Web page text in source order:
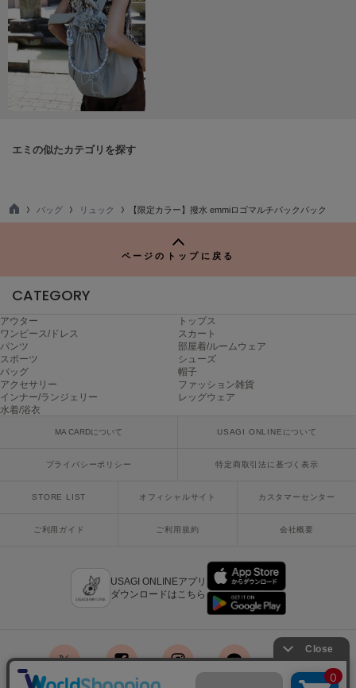
On
オニツカ タイガー
オルグ
Philly chocolate
poláura
ポローラ
PUMA
プーマ
Reebok
SALOMON
SHAKA
シャカ
エミの似たカテゴリを探す
TO
バッグ リュック 【限定カラー】撥水 emmiロゴマルチバックパック
ページのトップに戻る
CATEGORY
アウター
トップス
ワンピース/ドレス
スカート
パンツ
部屋着/ルームウェア
スポーツ
シューズ
バッグ
帽子
アクセサリー
ファッション雑貨
インナー/ランジェリー
レッグウェア
水着/浴衣
MA CARDについて USAGI ONLINEについて
プライバシーポリシー 特定商取引法に基づく表示
STORE LIST オフィシャルサイト カスタマーセンター
ご利用ガイド ご利用規約 会社概要
USAGI ONLINEアプリ
ダウンロードはこちら
x facebook mail